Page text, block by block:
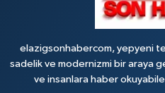
Yol Tarifi Al
elazigsonhabercom, yepyeni
sadelik ve modernizmi bir araya
ve insanlara haber